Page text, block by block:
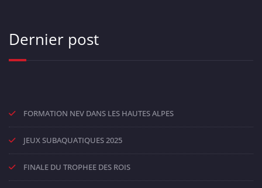
Dernier post
FORMATION NEV DANS LES HAUTES ALPES
JEUX SUBAQUATIQUES 2025
FINALE DU TROPHEE DES ROIS